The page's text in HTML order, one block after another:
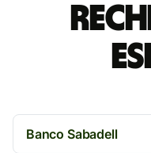
Banco Sabadell